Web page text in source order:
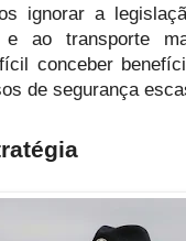
ignorar a
ao transporte
conceber
de segurança